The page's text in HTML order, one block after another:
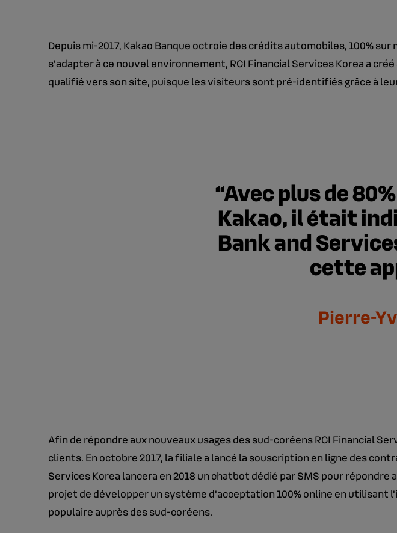
Depuis mi-2017, Kakao Banque octroie des crédits automobiles, 100%
s’adapter à ce nouvel environnement, RCI Financial Services Korea a
qualifié vers son site, puisque les visiteurs sont pré-identifiés grâce à
Avec plus de
Kakao, il était
Bank and
cette
Pierre-
Afin de répondre aux nouveaux usages des sud-coréens RCI Financial
clients. En octobre 2017, la filiale a lancé la souscription en ligne des
Services Korea lancera en 2018 un chatbot dédié par SMS pour
projet de développer un système d’acceptation 100% online en utilisant
populaire auprès des sud-coréens.